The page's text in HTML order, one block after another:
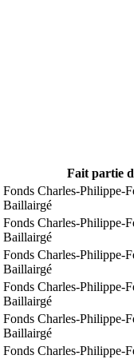
Fait partie
Fonds Charles-Philippe-
Baillairgé
Fonds Charles-Philippe-
Baillairgé
Fonds Charles-Philippe-
Baillairgé
Fonds Charles-Philippe-
Baillairgé
Fonds Charles-Philippe-
Baillairgé
Fonds Charles-Philippe-